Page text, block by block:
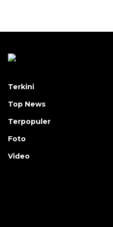
Terkini
Top News
Terpopuler
Foto
Video